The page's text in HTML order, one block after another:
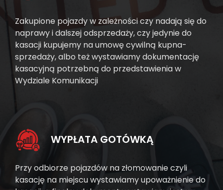
Zakupione pojazdy w zależności czy nadają się do
naprawy i dalszej odsprzedaży, czy jedynie do
kasacji kupujemy na umowę cywilną kupna-
sprzedaży, albo też wystawiamy dokumentację
kasacyjną potrzebną do przedstawienia w
Wydziale Komunikacji
WYPŁATA GOTÓWKĄ
Przy odbiorze pojazdów na złomowanie czyli
kasację na miejscu wystawiamy upoważnienie do